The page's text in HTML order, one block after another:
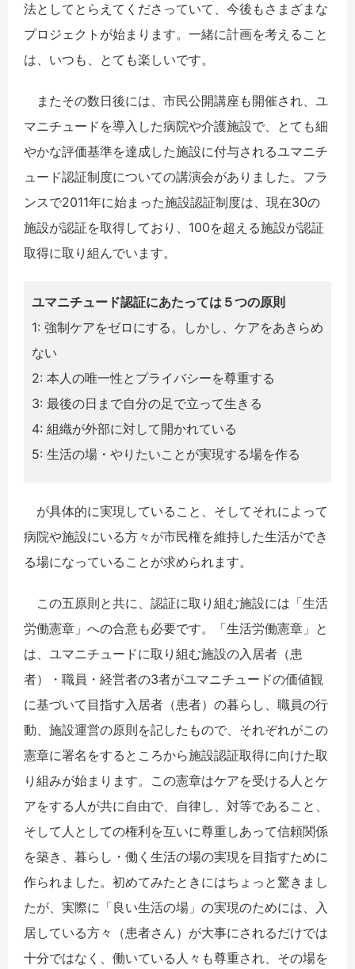
法としてとらえてくださっていて、今後もさまざまな
プロジェクトが始まります。一緒に計画を考えること
は、いつも、とても楽しいです。
またその数日後には、市民公開講座も開催され、ユ
マニチュードを導入した病院や介護施設で、とても細
やかな評価基準を達成した施設に付与されるユマニチ
ュード認証制度についての講演会がありました。フラ
ンスで2011年に始まった施設認証制度は、現在30の
施設が認証を取得しており、100を超える施設が認証
取得に取り組んでいます。
ユマニチュード認証にあたっては５つの原則
1: 強制ケアをゼロにする。しかし、ケアをあきらめ
ない
2: 本人の唯一性とプライバシーを尊重する
3: 最後の日まで自分の足で立って生きる
4: 組織が外部に対して開かれている
5: 生活の場・やりたいことが実現する場を作る
が具体的に実現していること、そしてそれによって
病院や施設にいる方々が市民権を維持した生活ができ
る場になっていることが求められます。
この五原則と共に、認証に取り組む施設には「生活
労働憲章」への合意も必要です。「生活労働憲章」と
は、ユマニチュードに取り組む施設の入居者（患
者）・職員・経営者の3者がユマニチュードの価値観
に基づいて目指す入居者（患者）の暮らし、職員の行
動、施設運営の原則を記したもので、それぞれがこの
憲章に署名をするところから施設認証取得に向けた取
り組みが始まります。この憲章はケアを受ける人とケ
アをする人が共に自由で、自律し、対等であること、
そして人としての権利を互いに尊重しあって信頼関係
を築き、暮らし・働く生活の場の実現を目指すために
作られました。初めてみたときにはちょっと驚きまし
たが、実際に「良い生活の場」の実現のためには、入
居している方々（患者さん）が大事にされるだけでは
十分ではなく、働いている人々も尊重され、その場を